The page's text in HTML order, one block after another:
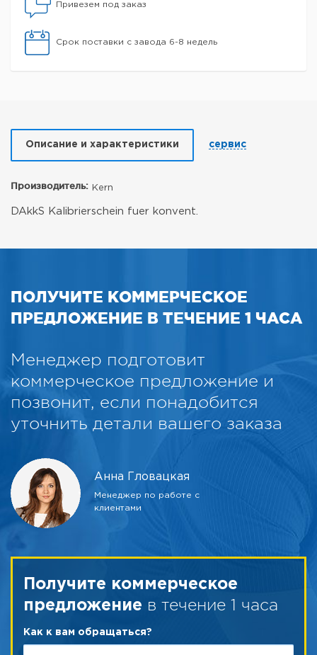
Привезем под заказ
Срок поставки с завода 6-8 недель
Описание и характеристики сервис
Производитель: Kern
DAkkS Kalibrierschein fuer konvent.
ПОЛУЧИТЕ КОММЕРЧЕСКОЕ
ПРЕДЛОЖЕНИЕ В ТЕЧЕНИЕ 1 ЧАСА
Менеджер подготовит
коммерческое предложение и
позвонит, если понадобится
уточнить детали вашего заказа
Анна Гловацкая
Менеджер по работе с
клиентами
Получите коммерческое
предложение в течение 1 часа
Как к вам обращаться?